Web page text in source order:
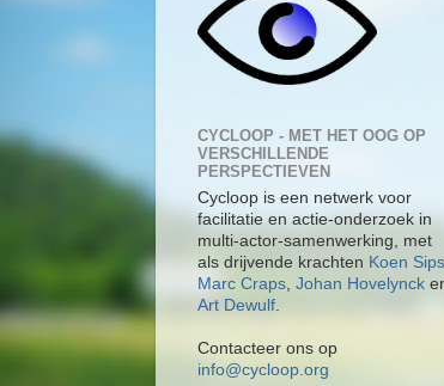
CYCLOOP - MET HET OOG OP
VERSCHILLENDE
PERSPECTIEVEN
Cycloop is een netwerk voor
facilitatie en actie-onderzoek in
multi-actor-samenwerking, met
als drijvende krachten Koen Sips
Marc Craps, Johan Hovelynck
Art Dewulf.
Contacteer ons op
info@cycloop.org